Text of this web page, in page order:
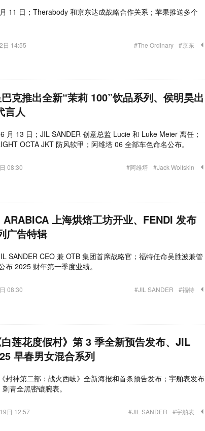
11 日；Therabody 和京东达成战略合作关系；苹果推送多个
日 14:55 #The Ordinary #京东
克推出全新“茉莉 100”饮品系列、侯明昊出
言人
月 13 日；JIL SANDER 创意总监 Lucie 和 Luke Meier 离任；
OCTA JKT 防风软甲；阿维塔 06 全部车色命名公布。
08:30 #阿维塔 #Jack Wolfskin
上海烘焙工坊开业、FENDI 发布
广告特辑
SANDER CEO 兼 OTB 集团首席战略官；福特任命吴胜波兼管
布 2025 财年第一季度业绩。
08:30 #JIL SANDER #福特
莲花度假村》第 3 季全新预告发布、JIL
早春男女混合系列
封神第二部：战火西岐》全新海报和首条预告发布；宇舶表发布
青全黑密镶腕表。
日 12:57 #JIL SANDER #宇舶表